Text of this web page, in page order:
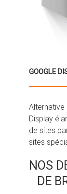
GOOGLE
Alternative
Display
de sites
sites
NOS
DE